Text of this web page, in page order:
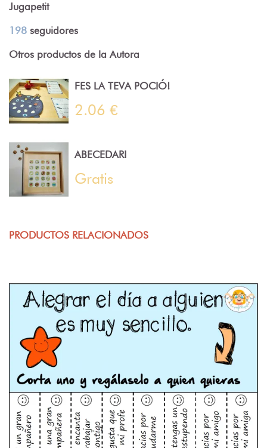
Jugapetit
198 seguidores
Otros productos de la Autora
FES LA TEVA POCIÓ!
2.06 €
ABECEDARI
Gratis
PRODUCTOS RELACIONADOS